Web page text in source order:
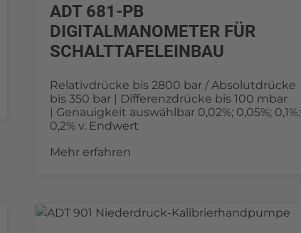
ADT 681-PB
DIGITALMANOMETER FÜR
SCHALTTAFELEINBAU
Relativdrücke bis 2800 bar / Absolutdrücke
bis 350 bar | Differenzdrücke bis 100 mbar
| Genauigkeit auswählbar 0,02%; 0,05%; 0,1%;
0,2% v. Endwert
Mehr erfahren